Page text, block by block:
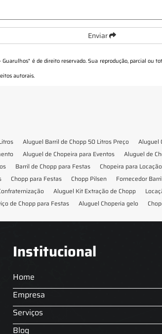
Enviar
Guarulhos" é de direito reservado. Sua reprodução, parcial ou
autorais.
Aluguel Barril de Chopp 50 Litros Preço Aluguel
Aluguel de Chopeira para Eventos Aluguel de
Barril de Chopp para Festas Chopeira para Locação
Chopp para Festas Chopp Pilsen Fornecedor
Aluguel Kit Extração de Chopp
de Chopp para Festas Aluguel Choperia gelo
Institucional
Home
Empresa
Serviços
Blog